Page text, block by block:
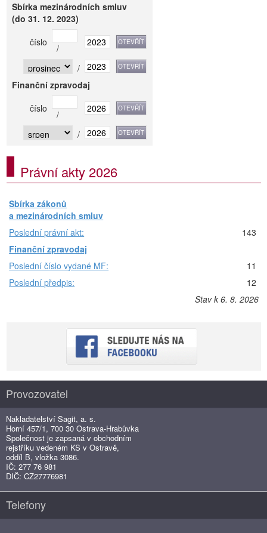
Sbírka mezinárodních smluv
(do 31. 12. 2023)
číslo
/
/
Finanční zpravodaj
číslo
/
/
Právní akty 2026
Sbírka zákonů
a mezinárodních smluv
Poslední právní akt:
143
Finanční zpravodaj
Poslední číslo vydané MF:
11
Poslední předpis:
12
Stav k 6. 8. 2026
Provozovatel
Nakladatelství Sagit, a. s.
Horní 457/1, 700 30 Ostrava-Hrabůvka
Společnost je zapsaná v obchodním
rejstříku vedeném KS v Ostravě,
oddíl B, vložka 3086.
IČ: 277 76 981
DIČ: CZ27776981
Telefony